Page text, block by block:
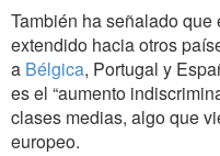
También ha señalado
extendido hacia otros
a Bélgica, Portugal y
es el “aumento
clases medias, algo que
europeo.